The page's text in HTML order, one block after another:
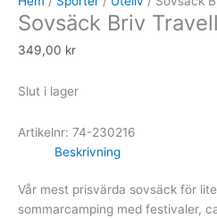
Sovsäck Briv
349,00 kr
Slut i lager
Artikelnr: 74-230216
Beskrivning
Vår mest prisvärda sovsäck för
sommarcamping med festivaler,